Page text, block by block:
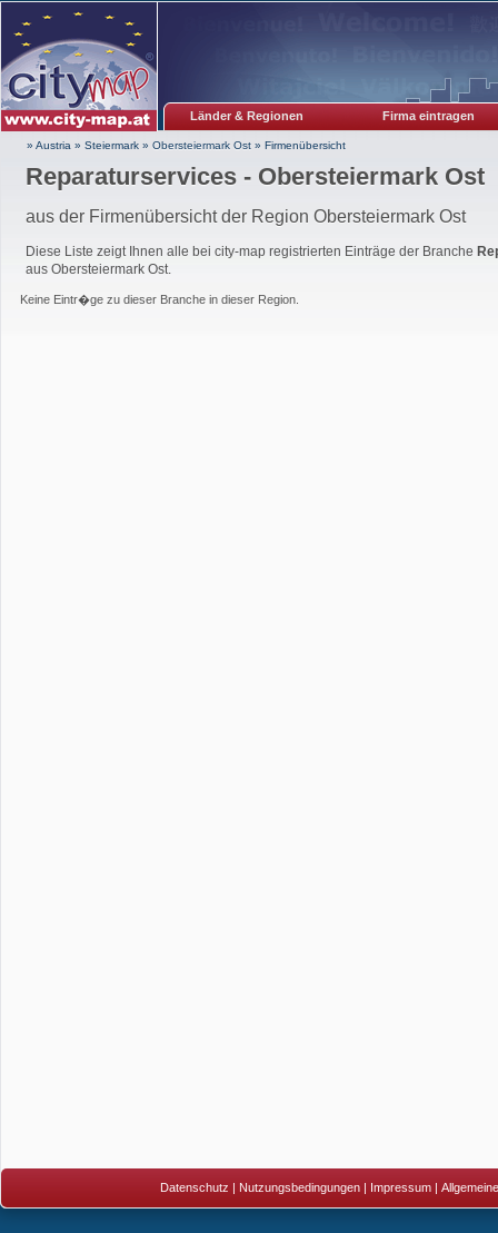
Länder & Regionen Firma eintragen
» Austria » Steiermark » Obersteiermark Ost » Firmenübersicht
Reparaturservices - Obersteiermark Ost
aus der Firmenübersicht der Region Obersteiermark Ost
Diese Liste zeigt Ihnen alle bei city-map registrierten Einträge der Branche
aus Obersteiermark Ost.
Keine Eintr�ge zu dieser Branche in dieser Region.
Datenschutz | Nutzungsbedingungen| Impressum|